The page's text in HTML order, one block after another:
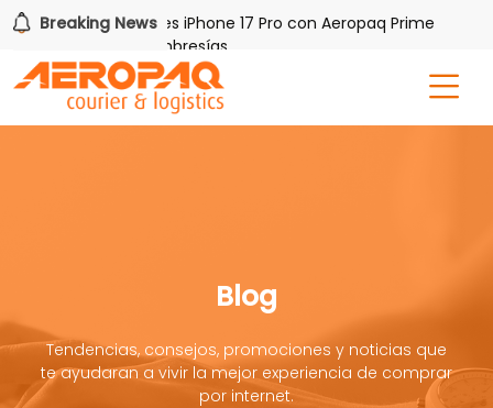
Breaking News
Gana uno de tres iPhone 17 Pro con Aeropaq Prime
nuevas membresías
Blog
Tendencias, consejos, promociones y noticias que
te ayudaran a vivir la mejor experiencia de comprar
por internet.